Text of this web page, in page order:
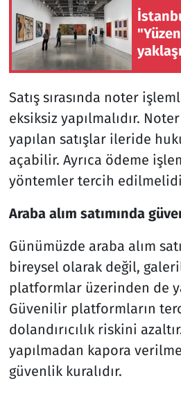
Satış sırasında noter
eksiksiz yapılmalıdır.
yapılan satışlar ileride
açabilir. Ayrıca ödeme
yöntemler tercih
Araba alım satımında
Günümüzde araba alım
bireysel olarak değil,
platformlar üzerinden de
Güvenilir platformların
dolandırıcılık riskini
yapılmadan kapora
güvenlik kuralıdır.